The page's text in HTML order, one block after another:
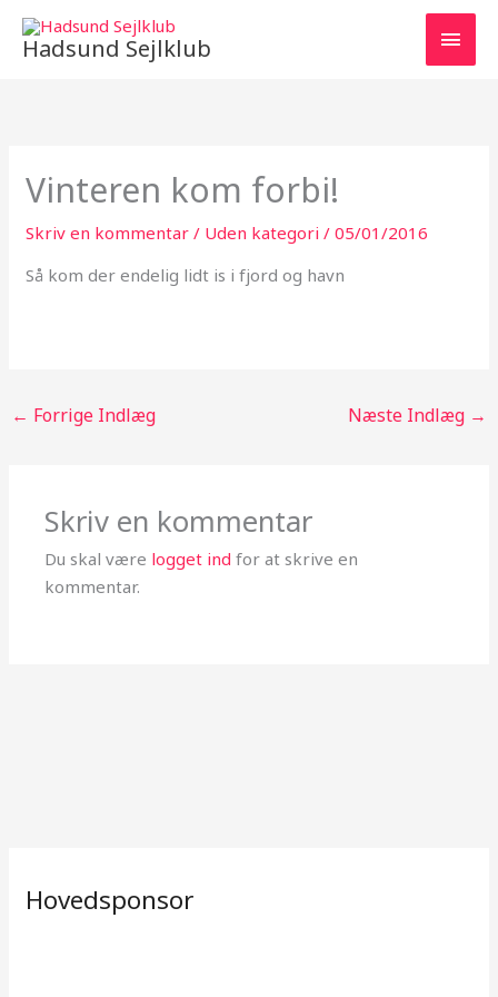
Hadsund Sejlklub
Vinteren kom forbi!
Skriv en kommentar / Uden kategori /05/01/2016
Så kom der endelig lidt is i fjord og havn
← Forrige Indlæg Næste Indlæg →
Skriv en kommentar
Du skal være logget ind for at skrive en
kommentar.
Hovedsponsor